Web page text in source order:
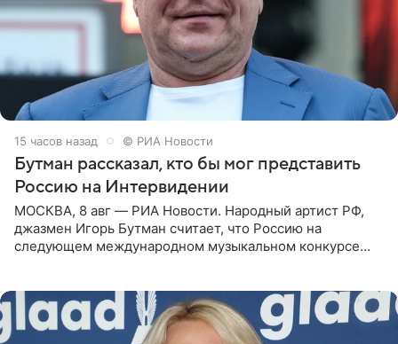
15 часов назад © РИА Новости
Бутман рассказал, кто бы мог представить
Россию на Интервидении
МОСКВА, 8 авг — РИА Новости. Народный артист РФ,
джазмен Игорь Бутман считает, что Россию на
следующем международном музыкальном конкурсе